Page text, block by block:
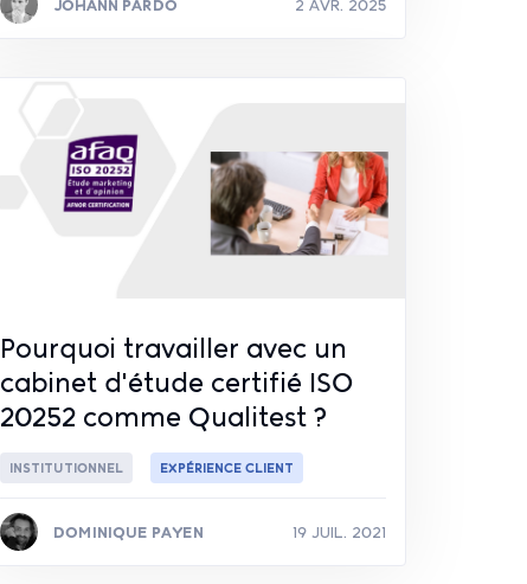
JOHANN PARDO 2 AVR. 2025
Pourquoi travailler avec un
cabinet d'étude certifié ISO
20252 comme Qualitest ?
INSTITUTIONNEL EXPÉRIENCE CLIENT
DOMINIQUE PAYEN 19 JUIL. 2021